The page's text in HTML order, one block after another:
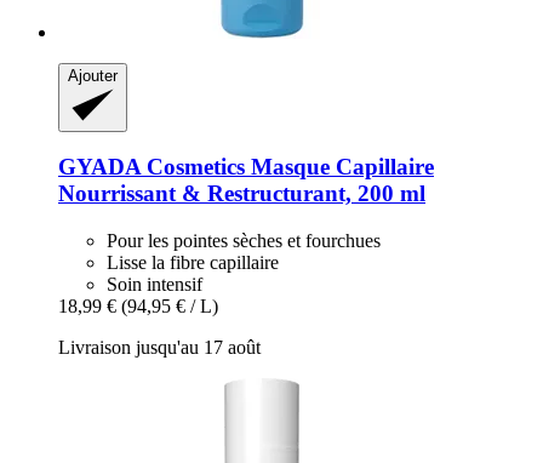
Ajouter
GYADA Cosmetics Masque Capillaire
Nourrissant & Restructurant, 200 ml
Pour les pointes sèches et fourchues
Lisse la fibre capillaire
Soin intensif
18,99 € (94,95 € / L)
Livraison jusqu'au 17 août